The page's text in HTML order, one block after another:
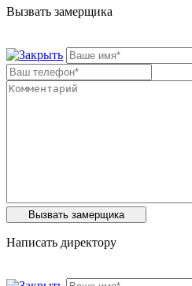
Вызвать замерщика
Написать директору